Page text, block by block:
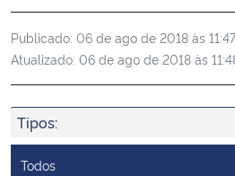
Ministério da Educação
Ministério da Cidadania
Ministério da Saúde
Publicado: 06 de ago de 2018 às 11:47
Atualizado: 06 de ago de 2018 às
Tipos:
Todos